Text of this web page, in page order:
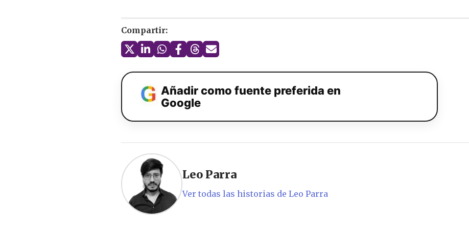
Compartir:
Añadir como fuente preferida en
Google
Leo Parra
Ver todas las historias de Leo Parra